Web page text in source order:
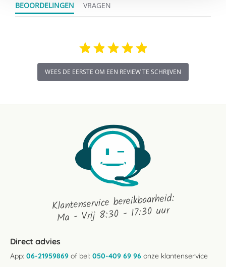
BEOORDELINGEN VRAGEN
WEES DE EERSTE OM EEN REVIEW TE SCHRIJVEN
Klantenservice bereikbaarheid:
Ma - Vrij 8:30 - 17:30 uur
Direct advies
App: 06-21959869 of bel: 050-409 69 96 onze klantenservice